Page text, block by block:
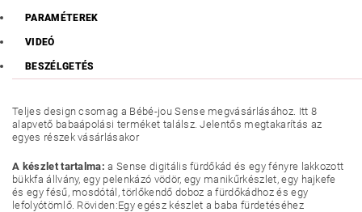
PARAMÉTEREK
VIDEÓ
BESZÉLGETÉS
Teljes design csomag a Bébé-jou Sense megvásárlásához. Itt 8
alapvető babaápolási terméket találsz. Jelentős megtakarítás az
egyes részek vásárlásakor
A készlet tartalma: a Sense digitális fürdőkád és egy fényre lakkozott
bükkfa állvány, egy pelenkázó vödör, egy manikűrkészlet, egy hajkefe
és egy fésű, mosdótál, törlőkendő doboz a fürdőkádhoz és egy
lefolyótömlő. Röviden:Egy egész készlet a baba fürdetéséhez